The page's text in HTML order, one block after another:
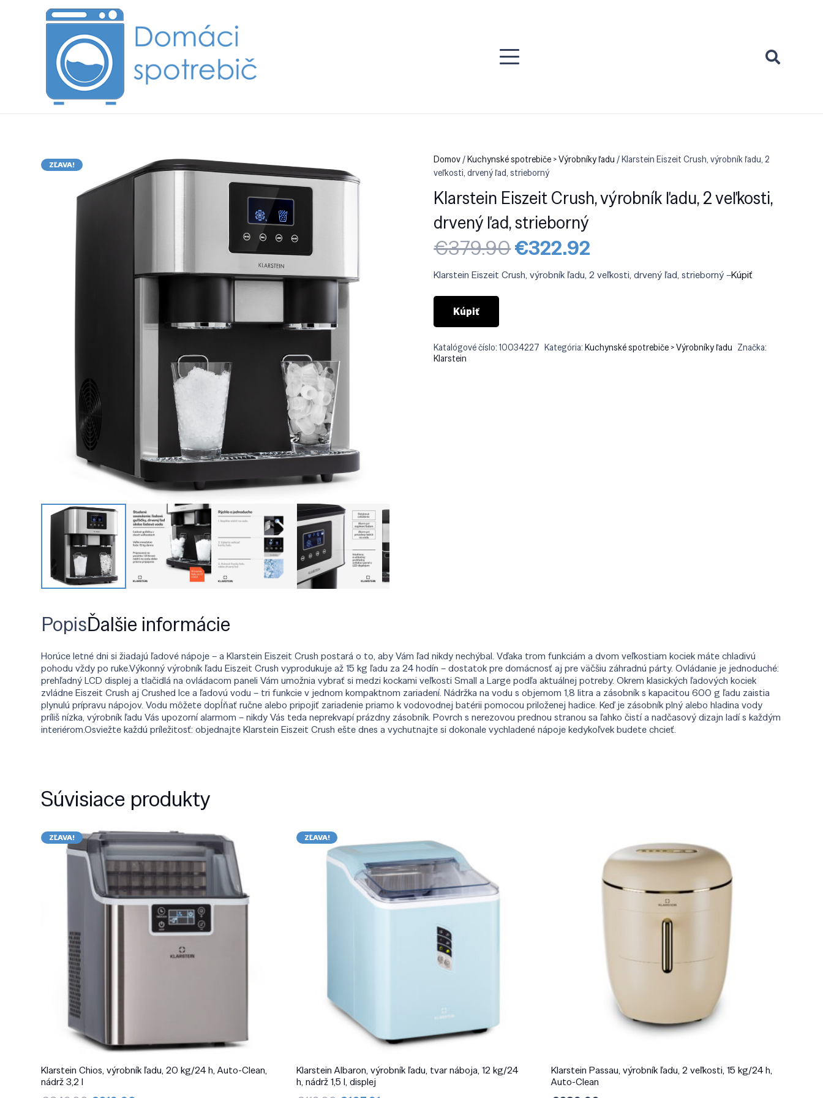
ZĽAVA! Domov/Kuchynské spotrebiče > Výrobníky ľadu / Klarstein Eiszeit Crush, výrobník ľadu, 2
veľkosti, drvený ľad, strieborný
Klarstein Eiszeit Crush, výrobník ľadu, 2 veľkosti,
drvený ľad, strieborný
€379.90Pôvodná
cena
bola:
€379.90.
€322.92
je:
€322.92.
Klarstein Eiszeit Crush, výrobník ľadu, 2 veľkosti, drvený ľad, strieborný –Kúpiť
Kúpiť
Katalógové číslo:10034227 Kategória:Kuchynské spotrebiče > Výrobníky ľadu Značka:
Klarstein
PopisĎalšie informácie
Horúce letné dni si žiadajú ľadové nápoje – a Klarstein Eiszeit Crush postará o to, aby Vám ľad nikdy nechýbal. Vďaka trom funkciám a dvom veľkostiam kociek máte chladivú
pohodu vždy po ruke.Výkonný výrobník ľadu Eiszeit Crush vyprodukuje až 15 kg ľadu za 24 hodín – dostatok pre domácnosť aj pre väčšiu záhradnú párty. Ovládanie je jednoduché:
prehľadný LCD displej a tlačidlá na ovládacom paneli Vám umožnia vybrať si medzi kockami veľkosti Small a Large podľa aktuálnej potreby. Okrem klasických ľadových kociek
zvládne Eiszeit Crush aj Crushed Ice a ľadovú vodu – tri funkcie v jednom kompaktnom zariadení. Nádržka na vodu s objemom 1,8 litra a zásobník s kapacitou 600 g ľadu zaistia
plynulú prípravu nápojov. Vodu môžete dopĺňať ručne alebo pripojiť zariadenie priamo k vodovodnej batérii pomocou priloženej hadice. Keď je zásobník plný alebo hladina vody
príliš nízka, výrobník ľadu Vás upozorní alarmom – nikdy Vás teda neprekvapí prázdny zásobník. Povrch s nerezovou prednou stranou sa ľahko čistí a nadčasový dizajn ladí s každým
interiérom.Osviežte každú príležitosť: objednajte Klarstein Eiszeit Crush ešte dnes a vychutnajte si dokonale vychladené nápoje kedykoľvek budete chcieť.
Súvisiace produkty
ZĽAVA!
Klarstein Chios, výrobník ľadu, 20 kg/24 h, Auto-Clean,
nádrž 3,2 l
ZĽAVA!
Klarstein Albaron, výrobník ľadu, tvar náboja, 12 kg/24
h, nádrž 1,5 l, displej
Klarstein Passau, výrobník ľadu, 2 veľkosti, 15 kg/24 h,
Auto-Clean